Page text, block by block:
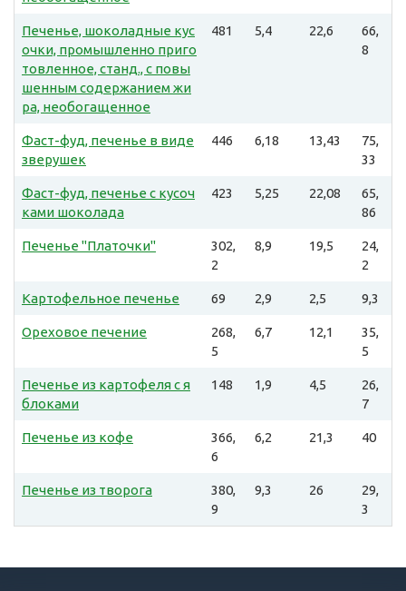
Печенье, шоколадные кус
очки, промышленно приго
товленное, станд., с повы
шенным содержанием жи
ра, необогащенное
481 5,4 22,6
66,
8
Фаст-фуд, печенье в виде
зверушек
446 6,18 13,43
75,
33
Фаст-фуд, печенье с кусоч
ками шоколада
423 5,25 22,08
65,
86
Печенье "Платочки"
302,
2
8,9 19,5
24,
2
Картофельное печенье 69 2,9 2,5 9,3
Ореховое печение
268,
5
6,7 12,1
35,
5
Печенье из картофеля с я
блоками
148 1,9 4,5
26,
7
Печенье из кофе
366,
6
6,2 21,3 40
Печенье из творога
380,
9
9,3 26
29,
3